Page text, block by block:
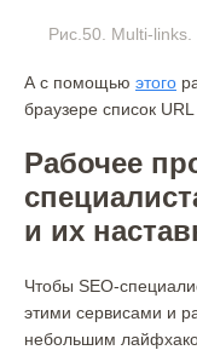
Рис.50. Multi-links.
А с помощью этого
браузере список
Рабочее
и их
Чтобы SEO-
этими сервисами и
небольшим